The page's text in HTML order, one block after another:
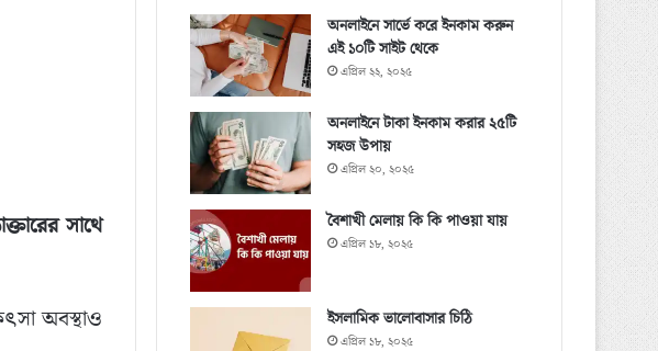
সাথে
অবস্থাও
অনলাইনে সার্ভে করে ইনকাম করুন
এই ১০টি সাইট থেকে
এপ্রিল ২২, ২০২৫
অনলাইনে টাকা ইনকাম করার ২৫টি
সহজ উপায়
এপ্রিল ২০, ২০২৫
বৈশাখী মেলায় কি কি পাওয়া যায়
এপ্রিল ১৮, ২০২৫
ইসলামিক ভালোবাসার চিঠি
এপ্রিল ১৮, ২০২৫